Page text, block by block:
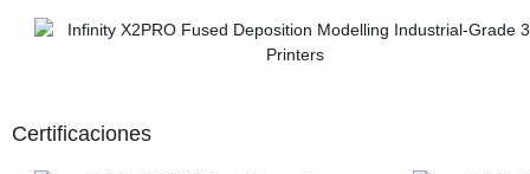
Certificaciones